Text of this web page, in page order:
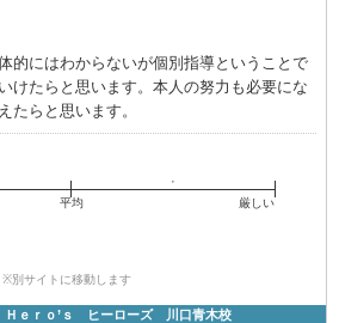
的にはわからないが個別指導ということで
けたらと思います。本人の努力も必要にな
たらと思います。
平均 厳しい
※別サイトに移動します
ｅｒｏ’ｓ ヒーローズ 川口青木校